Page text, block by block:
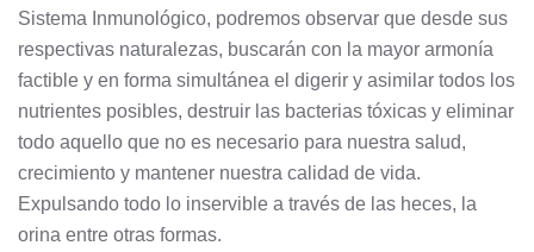
Sistema Inmunológico, podremos observar que desde sus
respectivas naturalezas, buscarán con la mayor armonía
factible y en forma simultánea el digerir y asimilar todos los
nutrientes posibles, destruir las bacterias tóxicas y eliminar
todo aquello que no es necesario para nuestra salud,
crecimiento y mantener nuestra calidad de vida.
Expulsando todo lo inservible a través de las heces, la
orina entre otras formas.